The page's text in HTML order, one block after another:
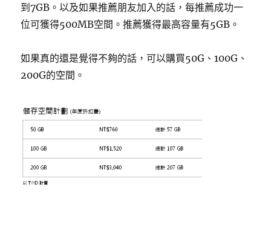
到7GB。以及如果推薦朋友加入的話，每推薦成功一
位可獲得500MB空間。推薦獲得最高容量有5GB。
如果真的還是覺得不夠的話，可以購買50G、100G、
200G的空間。